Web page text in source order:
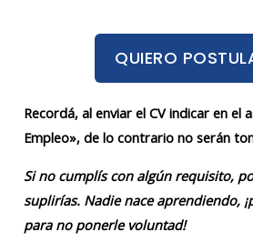
QUIERO
Recordá, al enviar el CV indicar en el
Empleo», de lo contrario no serán
Si no cumplís con algún requisito,
suplirías. Nadie nace aprendiendo,
para no ponerle voluntad!